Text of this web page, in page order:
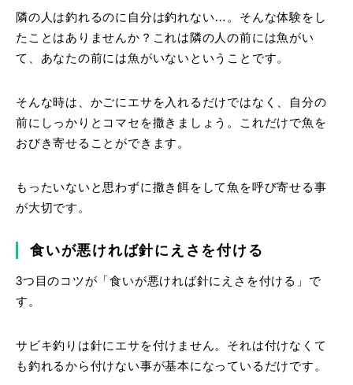
隣の人は釣れるのに自分は釣れない…。そんな体験をし
たことはありませんか？これは隣の人の前には魚がい
て、あなたの前には魚がいないということです。
そんな時は、かごにエサを入れるだけではなく、自分の
前にしっかりとコマセを撒きましょう。これだけで魚を
おびき寄せることができます。
もったいないと思わずに撒き餌をして魚を呼び寄せる事
が大切です。
食いが悪ければ針にえさを付ける
3つ目のコツが「食いが悪ければ針にえさを付ける」で
す。
サビキ釣りは針にエサを付けません。それは付けなくて
も釣れるから付けない事が基本になっているだけです。